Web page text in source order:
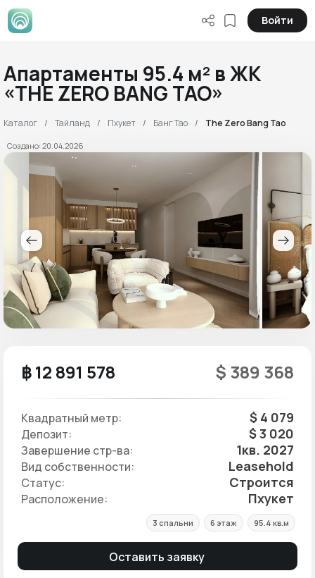
Войти
Апартаменты 95.4 м² в ЖК
«THE ZERO BANG TAO»
Каталог Тайланд Пхукет Банг Тао The Zero Bang Tao
Создано: 20.04.2026
฿ 12 891 578 $ 389 368
Квадратный метр: $ 4 079
Депозит: $ 3 020
Завершение стр-ва: 1кв. 2027
Вид собственности: Leasehold
Статус: Строится
Расположение: Пхукет
3 спальни 6 этаж 95.4 кв.м
Оставить заявку